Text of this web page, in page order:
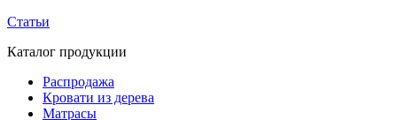
Статьи
Каталог продукции
Распродажа
Кровати из дерева
Матрасы